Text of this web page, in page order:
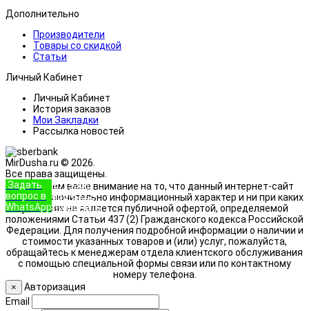
Дополнительно
Производители
Товары со скидкой
Статьи
Личный Кабинет
Личный Кабинет
История заказов
Мои Закладки
Рассылка новостей
MirDusha.ru © 2026.
Все права защищены.
Обращаем ваше внимание на то, что данный интернет-сайт
носит исключительно информационный характер и ни при каких
условиях не является публичной офертой, определяемой
положениями Статьи 437 (2) Гражданского кодекса Российской
Федерации. Для получения подробной информации о наличии и
стоимости указанных товаров и (или) услуг, пожалуйста,
обращайтесь к менеджерам отдела клиентского обслуживания
с помощью специальной формы связи или по контактному
номеру телефона.
Задать
вопрос в
WhatsApp
+7 (933)
888-8322
Позвонить
×
Авторизация
Email